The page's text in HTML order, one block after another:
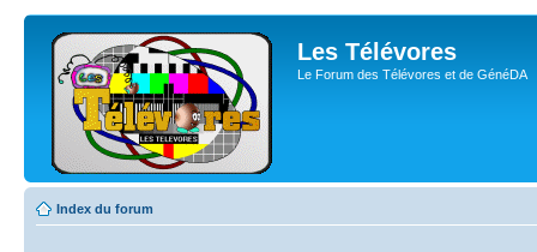
Les Télévores
Le Forum des Télévores et de GénéDA
Index du forum